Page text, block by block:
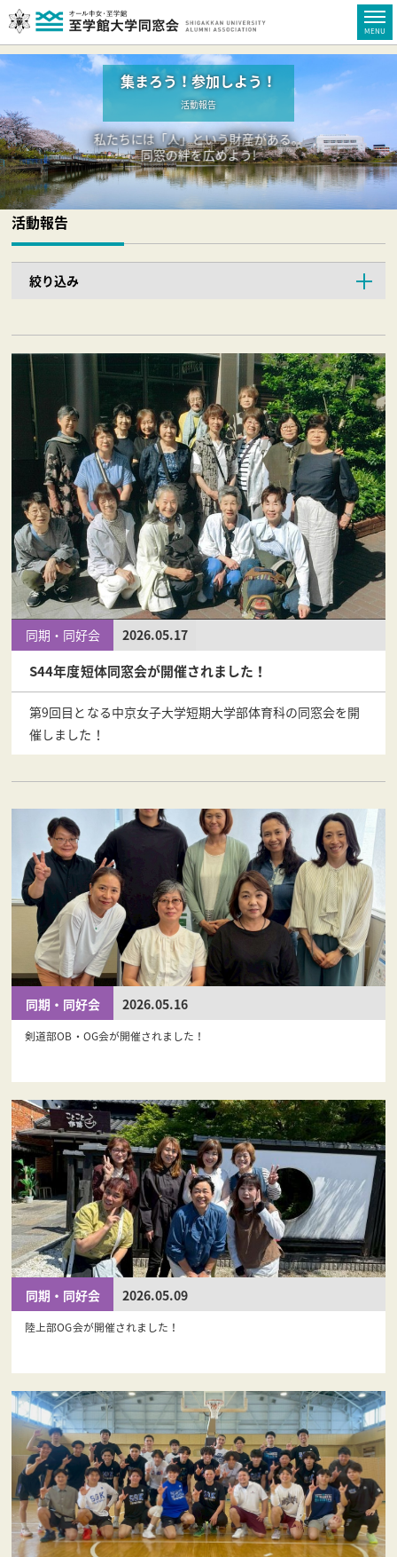
集まろう！参加しよう！
活動報告
私たちには「人」という財産がある。
同窓の絆を広めよう!
活動報告
絞り込み
同期・同好会 2026.05.17
S44年度短体同窓会が開催されました！
第9回目となる中京女子大学短期大学部体育科の同窓会を開
催しました！
同期・同好会 2026.05.16
剣道部OB・OG会が開催されました！
同期・同好会 2026.05.09
陸上部OG会が開催されました！